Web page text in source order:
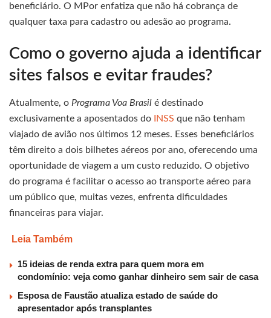
beneficiário. O MPor enfatiza que não há cobrança de
qualquer taxa para cadastro ou adesão ao programa.
Como o governo ajuda a identificar
sites falsos e evitar fraudes?
Atualmente, o Programa Voa Brasil é destinado
exclusivamente a aposentados do
INSS que não tenham
viajado de avião nos últimos 12 meses. Esses beneficiários
têm direito a dois bilhetes aéreos por ano, oferecendo uma
oportunidade de viagem a um custo reduzido. O objetivo
do programa é facilitar o acesso ao transporte aéreo para
um público que, muitas vezes, enfrenta dificuldades
financeiras para viajar.
Leia Também
15 ideias de renda extra para quem mora em
condomínio: veja como ganhar dinheiro sem sair de casa
Esposa de Faustão atualiza estado de saúde do
apresentador após transplantes